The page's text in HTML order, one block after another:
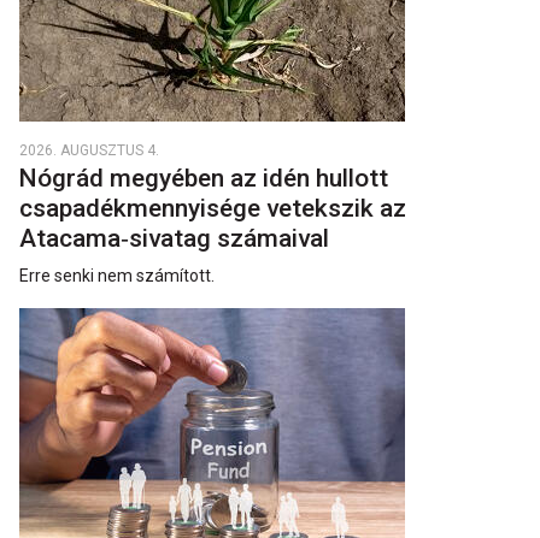
2026. AUGUSZTUS 4.
Nógrád megyében az idén hullott
csapadékmennyisége vetekszik az
Atacama‑sivatag számaival
Erre senki nem számított.